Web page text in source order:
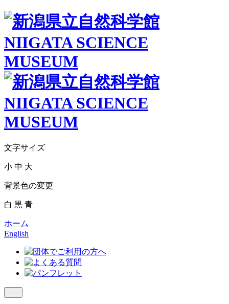
文字サイズ
小 中 大
背景色の変更
白 黒 青
ホーム
English
- - -